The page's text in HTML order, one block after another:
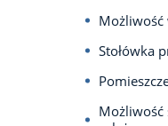
Możliwość
Stołówka
Możliwość